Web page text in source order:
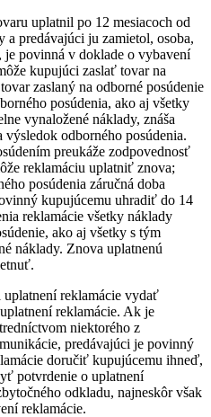
uplatnil po 12 mesiacoch od
a predávajúci ju zamietol, osoba,
povinná v doklade o vybavení
kupujúci zaslať tovar na
zaslaný na odborné posúdenie
posúdenia, ako aj všetky
vynaložené náklady, znáša
odborného posúdenia.
preukáže zodpovednosť
reklamáciu uplatniť znova;
posúdenia záručná doba
kupujúcemu uhradiť do 14
reklamácie všetky náklady
ako aj všetky s tým
náklady. Znova uplatnenú
reklamácie vydať
reklamácie. Ak je
niektorého z
predávajúci je povinný
doručiť kupujúcemu ihneď,
potvrdenie o uplatnení
odkladu, najneskôr však
reklamácie.